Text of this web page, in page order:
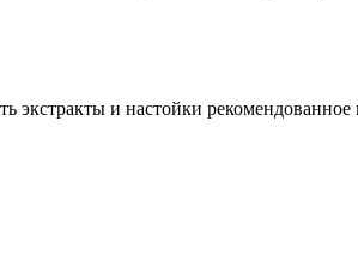
и настойки рекомендованное